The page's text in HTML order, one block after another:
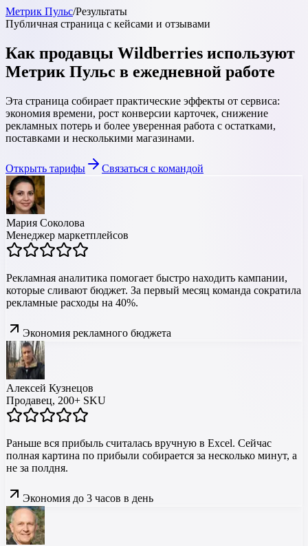
Метрик Пульс/Результаты
Публичная страница с кейсами и отзывами
Как продавцы Wildberries используют
Метрик Пульс в ежедневной работе
Эта страница собирает практические эффекты от сервиса:
экономия времени, рост конверсии карточек, снижение
рекламных потерь и более уверенная работа с остатками,
поставками и несколькими магазинами.
Открыть тарифы Связаться с командой
Мария Соколова
Менеджер маркетплейсов
Рекламная аналитика помогает быстро находить кампании,
которые сливают бюджет. За первый месяц команда сократила
рекламные расходы на 40%.
Экономия рекламного бюджета
Алексей Кузнецов
Продавец, 200+ SKU
Раньше вся прибыль считалась вручную в Excel. Сейчас
полная картина по прибыли собирается за несколько минут, а
не за полдня.
Экономия до 3 часов в день